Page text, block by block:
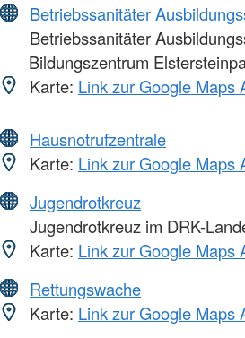
Betriebssanitäter
Betriebssanitäter
Bildungszentrum
Karte: Link zur Google Maps
Hausnotrufzentrale
Karte: Link zur Google Maps
Jugendrotkreuz
Jugendrotkreuz im DRK-
Karte: Link zur Google Maps
Rettungswache
Karte: Link zur Google Maps